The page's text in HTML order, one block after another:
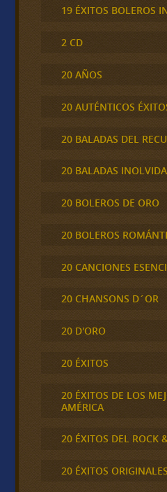
19 ÉXITOS BOLEROS
2 CD
20 AÑOS
20 AUTÉNTICOS
20 BALADAS DEL
20 BALADAS
20 BOLEROS DE ORO
20 BOLEROS
20 CANCIONES
20 CHANSONS D´OR
20 D'ORO
20 ÉXITOS
20 ÉXITOS DE LOS
AMÉRICA
20 ÉXITOS DEL ROCK
20 ÉXITOS ORIGINALES